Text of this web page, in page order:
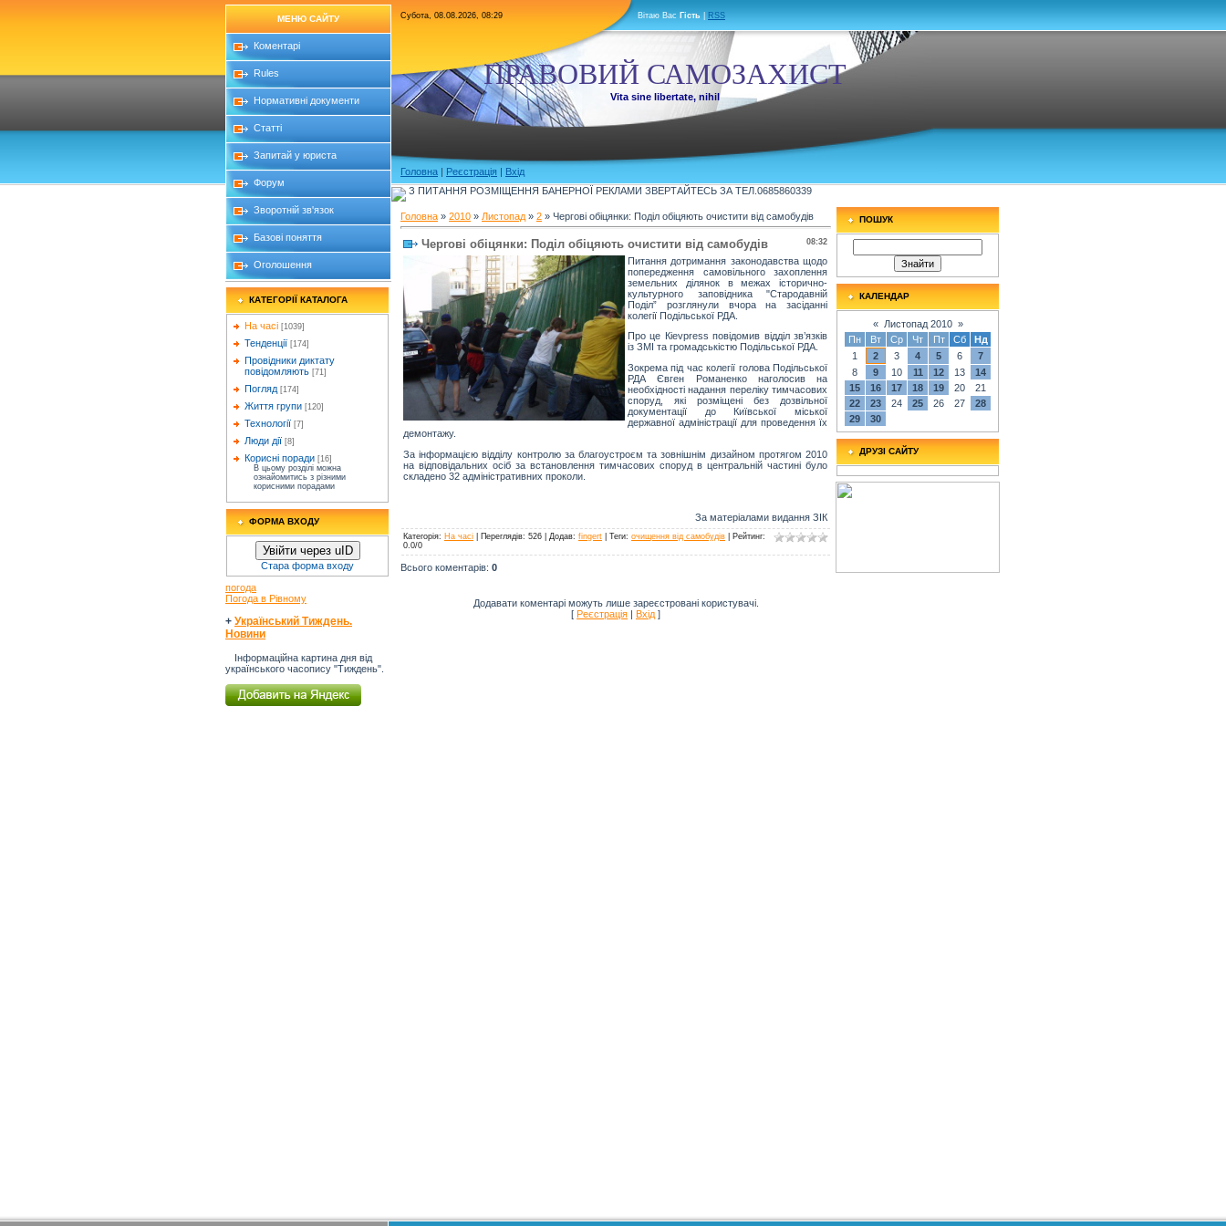
МЕНЮ САЙТУ
Коментарі
Rules
Нормативні документи
Статті
Запитай у юриста
Форум
Зворотній зв'язок
Базові поняття
Оголошення
КАТЕГОРІЇ КАТАЛОГА
На часі [1039]
Тенденції [174]
Провідники диктату
повідомляють [71]
Погляд [174]
Життя групи [120]
Технології [7]
Люди дії [8]
Корисні поради [16]
В цьому розділі можна
ознайомитись з різними
корисними порадами
ФОРМА ВХОДУ
Увійти через uID
Стара форма входу
погода
Погода в Рівному
+ Український Тиждень.
Новини
Інформаційна картина дня від
українського часопису "Тиждень".
Субота, 08.08.2026, 08:29 Вітаю Вас Гість RSS
ПРАВОВИЙ САМОЗАХИСТ
Vita sine libertate, nihil
Головна | Реєстрація | Вхід
З ПИТАННЯ РОЗМІЩЕННЯ БАНЕРНОЇ РЕКЛАМИ ЗВЕРТАЙТЕСЬ ЗА ТЕЛ.0685860339
Головна » 2010 » Листопад » 2 » Чергові обіцянки: Поділ обіцяють очистити від самобудів
08:32
Чергові обіцянки: Поділ обіцяють очистити від самобудів
Питання дотримання законодавства щодо
попередження самовільного захоплення
земельних ділянок в межах історично-
культурного заповідника "Стародавній
Поділ” розглянули вчора на засіданні
колегії Подільської РДА.
Про це Кievpress повідомив відділ зв’язків
із ЗМІ та громадськістю Подільської РДА.
Зокрема під час колегії голова Подільської
РДА Євген Романенко наголосив на
необхідності надання переліку тимчасових
споруд, які розміщені без дозвільної
документації до Київської міської
державної адміністрації для проведення їх
демонтажу.
За інформацією відділу контролю за благоустроєм та зовнішнім дизайном протягом 2010
на відповідальних осіб за встановлення тимчасових споруд в центральній частині було
складено 32 адміністративних проколи.
За матеріалами видання ЗІК
Категорія: На часі Переглядів: 526 | Додав: fingert Теги: очищення від самобудів Рейтинг:
0.0/0
Всього коментарів: 0
Додавати коментарі можуть лише зареєстровані користувачі.
[ Реєстрація | Вхід ]
ПОШУК
КАЛЕНДАР
« Листопад 2010 »
Пн
Вт Ср Чт Пт Сб
Нд
1
2 3 4 5 6
7
8
9 10 11 12 13
14
15
16 17 18 19 20
21
22
23 24 25 26 27
28
29
30
ДРУЗІ САЙТУ